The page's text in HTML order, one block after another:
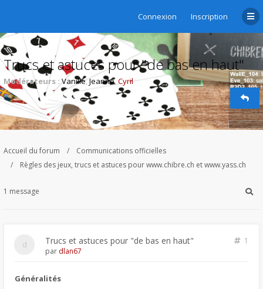
Connexion Inscription
Trucs et astuces pour "de bas en haut"
Modérateurs : Vanille,Jeanne,Cyril
Accueil du forum
Communications officielles
Règles des jeux, trucs et astuces pour www.chibre.ch et www.yass.ch
1 message
Trucs et astuces pour "de bas en haut"
1
par dlan67
Généralités